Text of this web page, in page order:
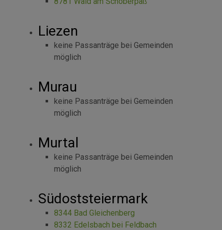
Liezen
keine Passanträge bei Gemeinden
möglich
Murau
keine Passanträge bei Gemeinden
möglich
Murtal
keine Passanträge bei Gemeinden
möglich
Südoststeiermark
8344 Bad Gleichenberg
8332 Edelsbach bei Feldbach